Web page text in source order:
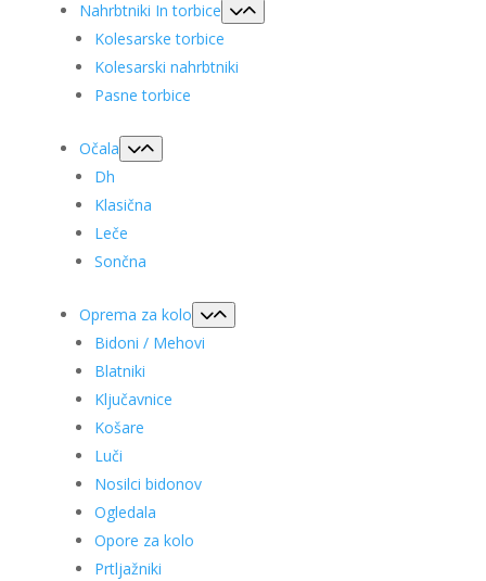
Nahrbtniki In torbice
Kolesarske torbice
Kolesarski nahrbtniki
Pasne torbice
Očala
Dh
Klasična
Leče
Sončna
Oprema za kolo
Bidoni / Mehovi
Blatniki
Ključavnice
Košare
Luči
Nosilci bidonov
Ogledala
Opore za kolo
Prtljažniki